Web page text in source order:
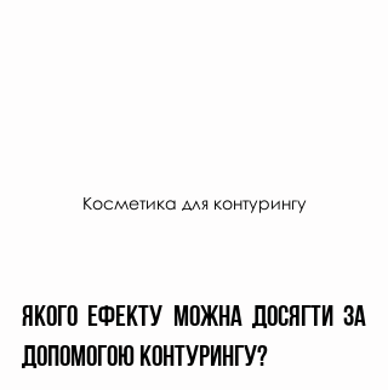
Косметика для контурингу
Якого ефекту можна досягти за
допомогою контурингу?